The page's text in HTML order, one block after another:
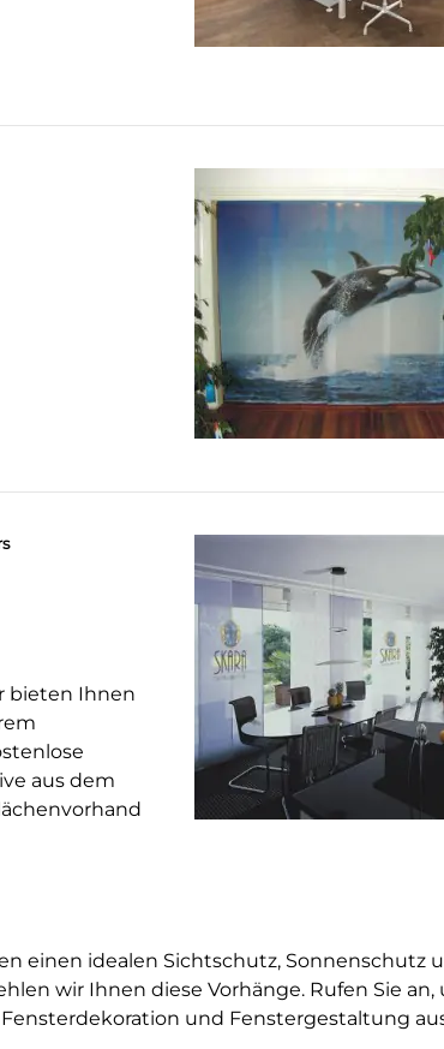
bieten Ihnen
aus dem
einen idealen Sichtschutz, Sonnenschutz
wir Ihnen diese Vorhänge. Rufen Sie an,
und Fenstergestaltung